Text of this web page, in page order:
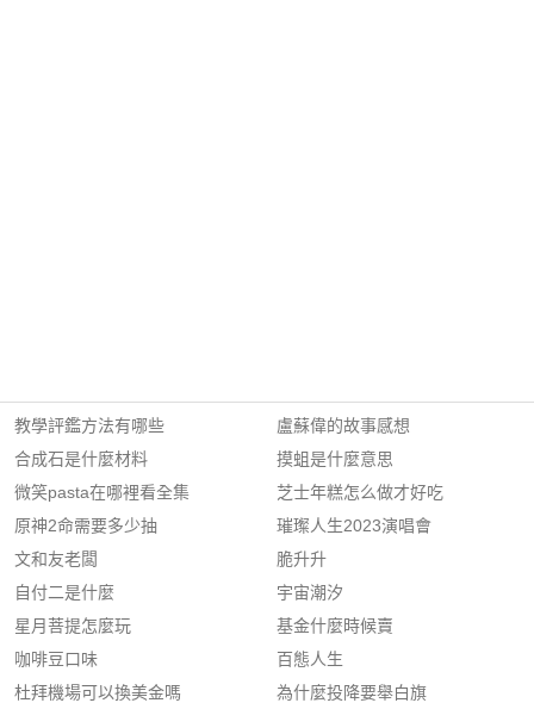
教學評鑑方法有哪些
合成石是什麼材料
微笑pasta在哪裡看全集
原神2命需要多少抽
文和友老闆
自付二是什麼
星月菩提怎麼玩
咖啡豆口味
杜拜機場可以換美金嗎
盧蘇偉的故事感想
摸蛆是什麼意思
芝士年糕怎么做才好吃
璀璨人生2023演唱會
脆升升
宇宙潮汐
基金什麼時候賣
百態人生
為什麼投降要舉白旗